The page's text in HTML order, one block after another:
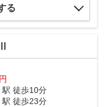
る
駅 徒歩10分
駅 徒歩23分